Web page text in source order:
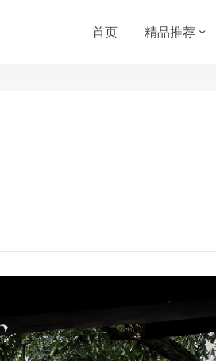
首页 精品推荐